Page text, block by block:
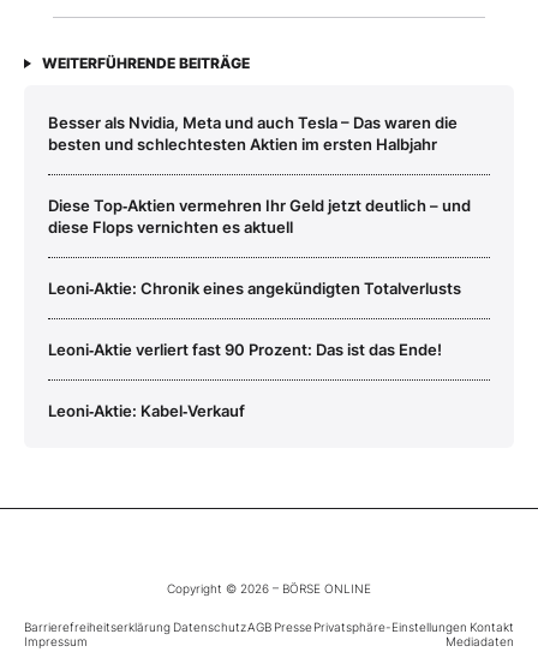
WEITERFÜHRENDE BEITRÄGE
Besser als Nvidia, Meta und auch Tesla – Das waren die
besten und schlechtesten Aktien im ersten Halbjahr
Diese Top‑Aktien vermehren Ihr Geld jetzt deutlich – und
diese Flops vernichten es aktuell
Leoni‑Aktie: Chronik eines angekündigten Totalverlusts
Leoni‑Aktie verliert fast 90 Prozent: Das ist das Ende!
Leoni‑Aktie: Kabel‑Verkauf
Copyright © 2026 – BÖRSE ONLINE
Barrierefreiheitserklärung DatenschutzAGB PressePrivatsphäre-Einstellungen Kontakt
Impressum
Mediadaten